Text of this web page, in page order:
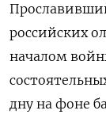
российских
началом
дну на фоне